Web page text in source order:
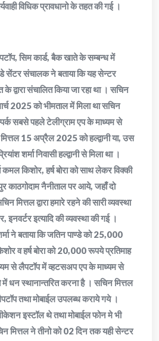
विधिक प्रावधानो के तहत की गई ।
सिम कार्ड, बैक खाते के सम्बन्ध में
सेंटर संचालक ने बताया कि यह सेन्टर
के द्वारा संचालित किया जा रहा था । सचिन
2025 को भीमताल में मिला था सचिन
सबसे पहले टेलीग्राम एप के माध्यम से
15 अप्रैल 2025 को हल्द्वानी या, उस
शर्मा निवासी हल्द्वानी से मिला था ।
कमल किशोर, हर्ष बोरा को साथ लेकर विक्की
काठगोदाम नैनीताल पर आये, जहाँ दो
मित्तल द्वारा हमारे रहने की सारी व्यवस्था
इत्यादि की व्यवस्था की गई ।
ने बताया कि जतिन पाण्डे को 25,000
व हर्ष बोरा को 20,000 रूपये प्रतिमाह
से लैपटॉप में व्हटसअप एप के माध्यम से
धन स्थानान्तरित करना है । सचिन मित्तल
लैपटॉप तथा मोबाईल उपलब्ध कराये गये ।
इस्टॉल थे तथा मोबाईल फोन मे भी
मित्तल ने तीनो को 02 दिन तक यही सेन्टर